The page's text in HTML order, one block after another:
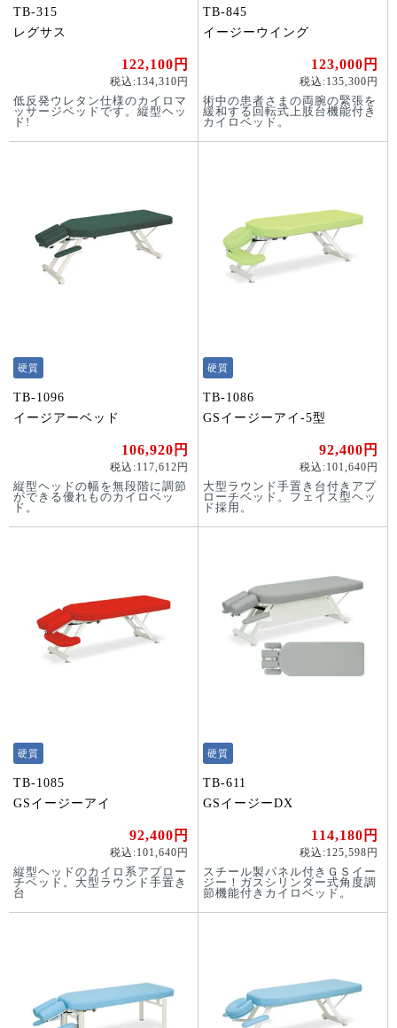
TB-315
レグサス
122,100円
税込:134,310円
低反発ウレタン仕様のカイロマ
ッサージベッドです。縦型ヘッ
ド!
TB-845
イージーウイング
123,000円
税込:135,300円
術中の患者さまの両腕の緊張を
緩和する回転式上肢台機能付き
カイロベッド。
硬質
TB-1096
イージアーベッド
106,920円
税込:117,612円
縦型ヘッドの幅を無段階に調節
ができる優れものカイロベッ
ド。
硬質
TB-1086
GSイージーアイ-5型
92,400円
税込:101,640円
大型ラウンド手置き台付きアプ
ローチベッド。フェイス型ヘッ
ド採用。
硬質
TB-1085
GSイージーアイ
92,400円
税込:101,640円
縦型ヘッドのカイロ系アプロー
チベッド。大型ラウンド手置き
台
硬質
TB-611
GSイージーDX
114,180円
税込:125,598円
スチール製パネル付きＧＳイー
ジー！ガスシリンダー式角度調
節機能付きカイロベッド。